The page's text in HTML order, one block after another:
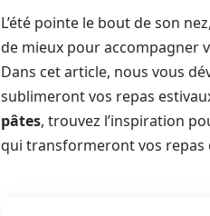
L’été pointe le bout de son
de mieux pour accompagner
Dans cet article, nous vous
sublimeront vos repas
pâtes, trouvez l’inspiration
qui transformeront vos repas